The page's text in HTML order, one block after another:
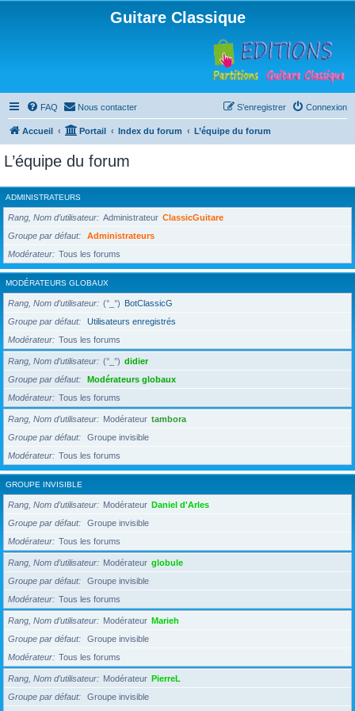
Guitare Classique
FAQ Nous contacter Connexion
S’enregistrer
Accueil Portail Index du forum L’équipe du forum
L’équipe du forum
ADMINISTRATEURS
Rang, Nom d’utilisateur Administrateur ClassicGuitare
Groupe par défaut
Administrateurs
Modérateur
Tous les forums
MODÉRATEURS GLOBAUX
Rang, Nom d’utilisateur (°_°) BotClassicG
Groupe par défaut
Utilisateurs enregistrés
Modérateur
Tous les forums
Rang, Nom d’utilisateur (°_°) didier
Groupe par défaut
Modérateurs globaux
Modérateur
Tous les forums
Rang, Nom d’utilisateur Modérateur tambora
Groupe par défaut
Groupe invisible
Modérateur
Tous les forums
GROUPE INVISIBLE
Rang, Nom d’utilisateur Modérateur Daniel d'Arles
Groupe par défaut
Groupe invisible
Modérateur
Tous les forums
Rang, Nom d’utilisateur Modérateur globule
Groupe par défaut
Groupe invisible
Modérateur
Tous les forums
Rang, Nom d’utilisateur Modérateur Marieh
Groupe par défaut
Groupe invisible
Modérateur
Tous les forums
Rang, Nom d’utilisateur Modérateur PierreL
Groupe par défaut
Groupe invisible